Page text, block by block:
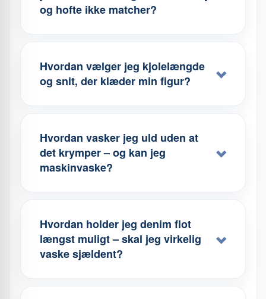
og hofte ikke matcher?
Hvordan vælger jeg kjolelængde
og snit, der klæder min figur?
Hvordan vasker jeg uld uden at
det krymper – og kan jeg
maskinvaske?
Hvordan holder jeg denim flot
længst muligt – skal jeg virkelig
vaske sjældent?